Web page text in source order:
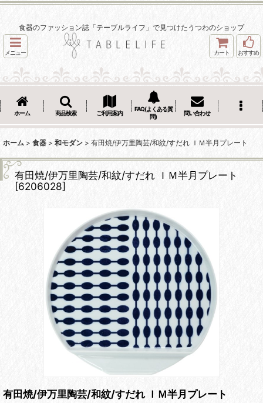
食器のファッション誌「テーブルライフ」で見つけたうつわのショップ
メニュー カート おすすめ
ホーム 商品検索 ご利用案内
FAQ(よくある質
問)
問い合わせ
ホーム > 食器 > 和モダン > 有田焼/伊万里陶芸/和紋/すだれ ＩＭ半月プレート
有田焼/伊万里陶芸/和紋/すだれ ＩＭ半月プレート
[6206028]
有田焼/伊万里陶芸/和紋/すだれ ＩＭ半月プレート